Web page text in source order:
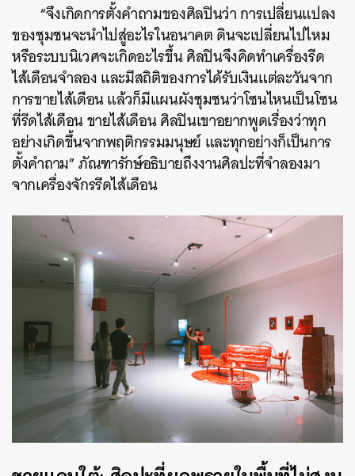
“จึงเกิดการตั้งคำถามของศิลปินว่า การเปลี่ยนแปลง
ของชุมชนจะนำไปสู่อะไรในอนาคต ดินจะเปลี่ยนไปไหม
หรือระบบนิเวศจะเกิดอะไรขึ้น ศิลปินจึงคิดทำเครื่องรีด
ไส้เดือนจำลอง และมีสถิติของการได้รับเงินแต่ละวันจาก
การขายไส้เดือน แล้วก็มีแผนผังชุมชนว่าโซนไหนเป็นโซน
ที่รีดไส้เดือน ขายไส้เดือน ศิลปินเขาอยากพูดเรื่องว่าทุก
อย่างเกิดขึ้นจากพฤติกรรมมนุษย์ และทุกอย่างก็เป็นการ
ตั้งคำถาม” ภัณฑารักษ์อธิบายถึงงานศิลปะที่จำลองมา
จากเครื่องจักรรีดไส้เดือน